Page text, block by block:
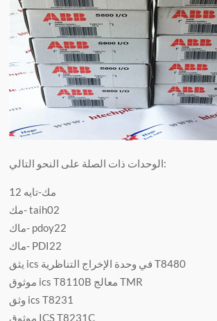
الوحدات ذات الصلة على النحو التالي:
مك-تايه 12
مك- taih02
ماك- pdoy22
ماك- PDI22
يثق ics في وحدة الإخراج التناظرية T8480
موثوق ics T8110B معالج TMR
وثق ics T8231
موثوق ICS T8231C